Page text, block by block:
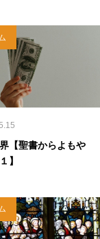
【聖書からよもや
】